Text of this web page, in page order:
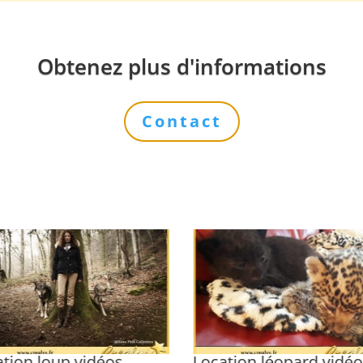
Obtenez plus d'informations
Contact